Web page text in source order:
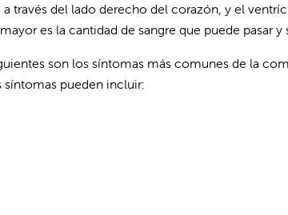
través del lado derecho del corazón, y el
es la cantidad de sangre que puede pasar
son los síntomas más comunes de la
síntomas pueden incluir: